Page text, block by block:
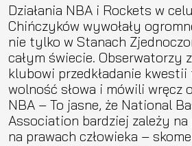
Działania NBA i Rockets w
Chińczyków wywołały
nie tylko w Stanach
całym świecie. Obserwatorzy
klubowi przedkładanie
wolność słowa i mówili wręcz
NBA – To jasne, że National
Association bardziej zależy
na prawach człowieka –